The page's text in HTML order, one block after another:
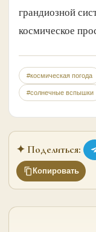
грандиозной
космическое
#космическая погода
#солнечные вспышки
✦ Поделиться:
Копировать